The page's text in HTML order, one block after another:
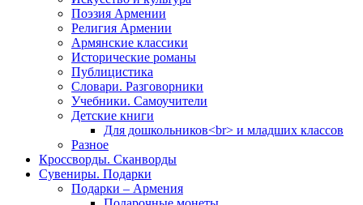
Поэзия Армении
Религия Армении
Армянские классики
Исторические романы
Публицистика
Словари. Разговорники
Учебники. Самоучители
Детские книги
Для дошкольников<br> и младших классов
Разное
Кроссворды. Сканворды
Сувениры. Подарки
Подарки – Армения